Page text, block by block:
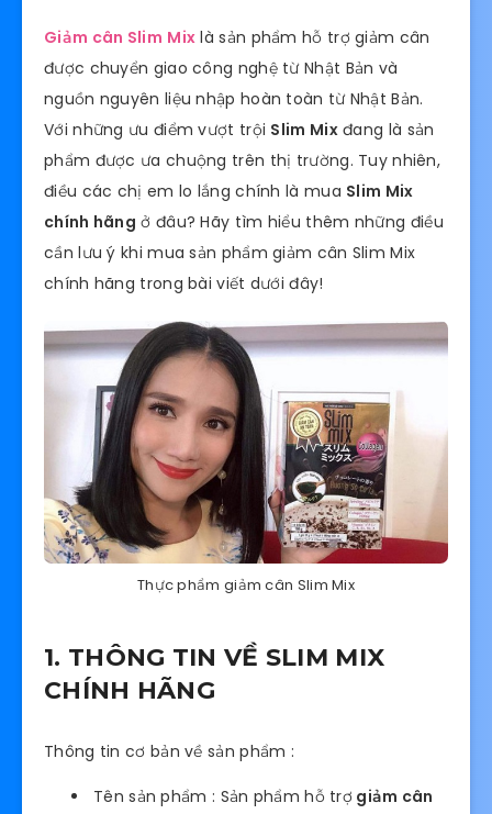
Giảm cân Slim Mix là sản phẩm hỗ trợ giảm cân
được chuyển giao công nghệ từ Nhật Bản và
nguồn nguyên liệu nhập hoàn toàn từ Nhật Bản.
Với những ưu điểm vượt trội Slim Mixđang là sản
phẩm được ưa chuộng trên thị trường. Tuy nhiên,
điều các chị em lo lắng chính là mua Slim Mix
chính hãng ở đâu? Hãy tìm hiểu thêm những điều
cần lưu ý khi mua sản phẩm giảm cân Slim Mix
chính hãng trong bài viết dưới đây!
Thực phẩm giảm cân Slim Mix
1. THÔNG TIN VỀ SLIM MIX
CHÍNH HÃNG
Thông tin cơ bản về sản phẩm :
Tên sản phẩm : Sản phẩm hỗ trợ giảm cân